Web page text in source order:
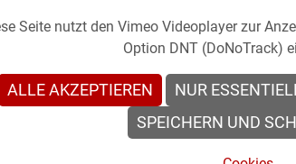
Seite nutzt den Vimeo Videoplayer zur
Option DNT (DoNoTrack)
ALLE AKZEPTIEREN
NUR
SPEICHERN UND